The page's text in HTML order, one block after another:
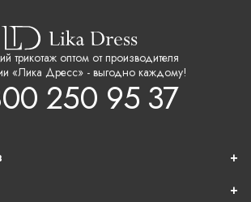
трикотаж оптом от производителя
«Лика Дресс» - выгодно каждому!
250 95 37